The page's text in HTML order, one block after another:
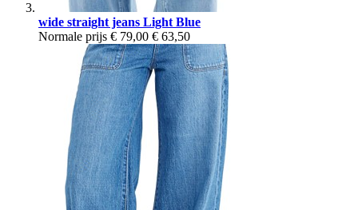
wide straight jeans Light Blue
Normale prijs € 79,00 € 63,50